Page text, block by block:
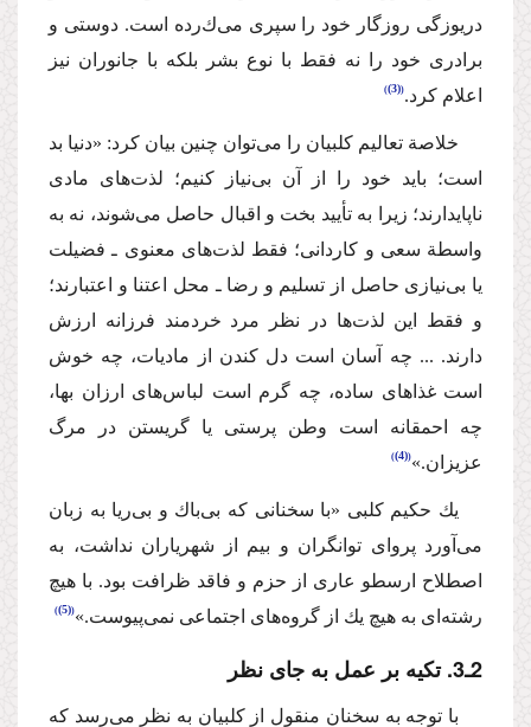
دریوزگی رو‌زگار خود را سپری‌ می‌ك‌رده است‌. دوستی و
برادری خود را نه فقط با نوع بشر بلكه با جانوران نیز
اعلام كرد. (3)
‌خلاصة تعالیم كلبیان را می‌توان چنین بیان كرد: «دنیا بد
است؛ باید خود را از آن بی‌نیاز كنیم؛ لذت‌‌های مادی
ناپایدارند؛ زیرا به تأیید بخت و اقبال حاصل می‌شوند، نه به
واسطة سعی و كاردانی؛ فقط لذت‌‌های معنوی ـ فضیلت
یا بی‌نیازی حاصل از تسلیم و رضا ـ محل اعتنا و اعتبارند؛
و فقط این لذت‌‌ها در نظر مرد خردمند فرزانه ارزش
دارند. ... چه آسان است دل كندن از مادیات، چه خوش
است غذاهای ساده، چه گرم است لباس‌های ارزان بها،‌
‌‌چه احمقانه است وطن پرستی یا گریستن در مرگ
عزیزان.» (4)
‌یك حكیم كلبی «با سخنانی كه بی‌باك و بی‌ریا به زبان
می‌آورد پروای توانگران و بیم از شهریاران نداشت، به
اصطلاح ارسطو عاری از حزم و فاقد ظرافت بود. با هیچ
رشته‌ای به هیچ یك از گروه‌های اجتماعی نمی‌پیوست.» (5)
2ـ3. تكیه بر عمل به جای نظر
‌با توجه به سخنان منقول از كلبیان به نظر می‌رسد كه